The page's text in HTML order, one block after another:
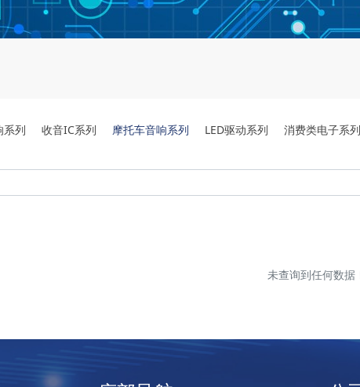
系列 收音IC系列 摩托车音响系列 LED驱动系列 消费类电子系列
未查询到任何数据